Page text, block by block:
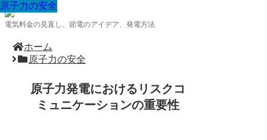
電気料金の見直し、節電のアイデア、発電方法
ホーム
原子力の安全
原子力発電におけるリスクコ
ミュニケーションの重要性
原子力の安全
原子力の安全
原子力の安全
原子力の安全
原子力の安全
原子力の安全
原子力の安全
原子力の安全
原子力の安全